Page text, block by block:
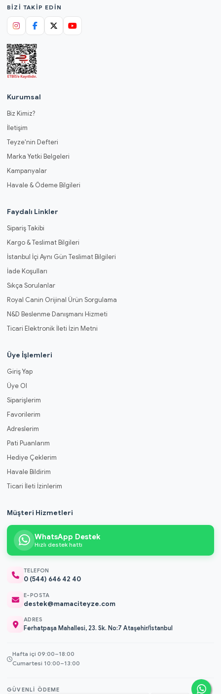
BIZI TAKIP EDIN
Kurumsal
Biz Kimiz?
İletişim
Teyze'nin Defteri
Marka Yetki Belgeleri
Kampanyalar
Havale & Ödeme Bilgileri
Faydalı Linkler
Sipariş Takibi
Kargo & Teslimat Bilgileri
İstanbul İçi Aynı Gün Teslimat Bilgileri
İade Koşulları
Sıkça Sorulanlar
Royal Canin Orijinal Ürün Sorgulama
N&D Beslenme Danışmanı Hizmeti
Ticari Elektronik İleti İzin Metni
Üye İşlemleri
Giriş Yap
Üye Ol
Siparişlerim
Favorilerim
Adreslerim
Pati Puanlarım
Hediye Çeklerim
Havale Bildirim
Ticari İleti İzinlerim
Müşteri Hizmetleri
WhatsApp Destek
Hızlı destek hattı
TELEFON
0 (544) 646 42 40
E-POSTA
destek@mamaciteyze.com
ADRES
Ferhatpaşa Mahallesi, 23. Sk. No:7 Ataşehir/İstanbul
Hafta içi 09:00–18:00
Cumartesi 10:00–13:00
GÜVENLI ÖDEME